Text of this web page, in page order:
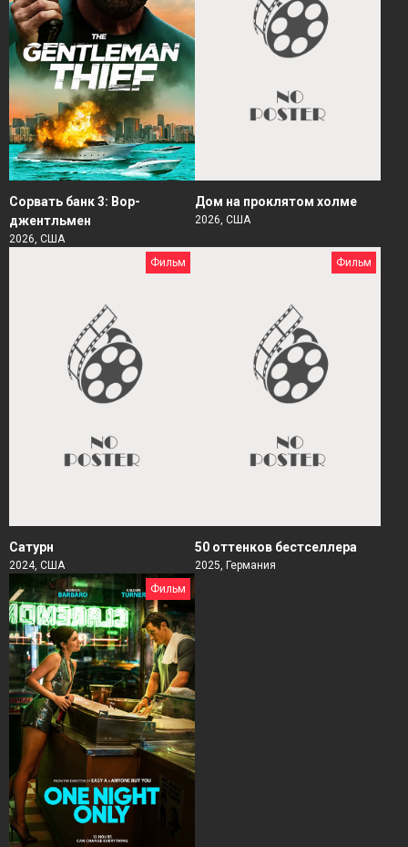
Сорвать банк 3: Вор-
джентльмен
2026, США
Дом на проклятом холме
2026, США
Фильм
Сатурн
2024, США
Фильм
50 оттенков бестселлера
2025, Германия
Фильм